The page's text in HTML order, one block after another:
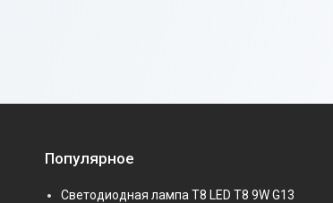
Популярное
Светодиодная лампа Т8 LED T8 9W G13